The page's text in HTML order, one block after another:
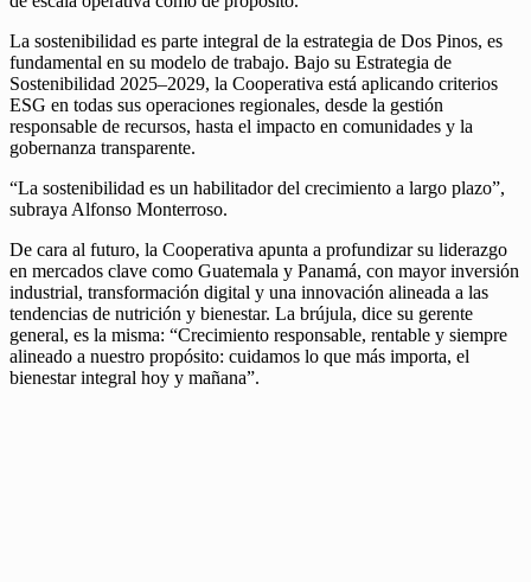
La sostenibilidad es parte integral de la estrategia de Dos Pinos, es
fundamental en su modelo de trabajo. Bajo su Estrategia de
Sostenibilidad 2025–2029, la Cooperativa está aplicando criterios
ESG en todas sus operaciones regionales, desde la gestión
responsable de recursos, hasta el impacto en comunidades y la
gobernanza transparente.
“La sostenibilidad es un habilitador del crecimiento a largo plazo”,
subraya Alfonso Monterroso.
De cara al futuro, la Cooperativa apunta a profundizar su liderazgo
en mercados clave como Guatemala y Panamá, con mayor inversión
industrial, transformación digital y una innovación alineada a las
tendencias de nutrición y bienestar. La brújula, dice su gerente
general, es la misma: “Crecimiento responsable, rentable y siempre
alineado a nuestro propósito: cuidamos lo que más importa, el
bienestar integral hoy y mañana”.